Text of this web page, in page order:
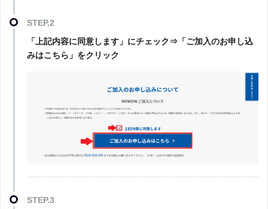
STEP.2
「上記内容に同意します」にチェック⇒「ご加入のお申し込
みはこちら」をクリック
STEP.3